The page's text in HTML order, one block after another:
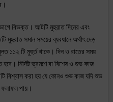
বিভক্ত। আটটি মুহুরাত দিনের এবং
মুহুরাত সমান সময়ের ব্যবধানে অর্থাৎ দেড়
১১২ টি মুহুর্ত থাকে। দিন ও রাতের সময়
নির্দিষ্ট ভ্রমণে বা বিশেষ ও শুভ কাজ
বিশ্বাস করা হয় যে কোনও শুভ কাজ যদি শুভ
পায়।